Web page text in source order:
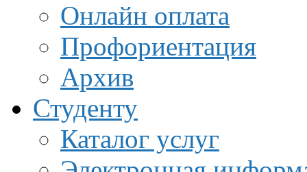
Онлайн оплата
Профориентация
Архив
Студенту
Каталог услуг